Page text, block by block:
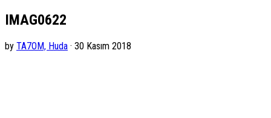
IMAG0622
by TA7OM, Huda · 30 Kasım 2018